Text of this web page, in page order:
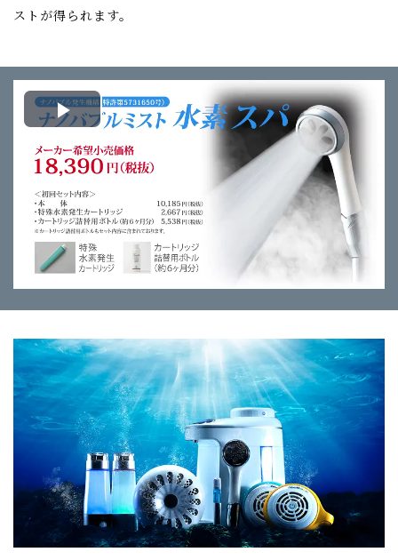
ストが得られます。
Play
Video